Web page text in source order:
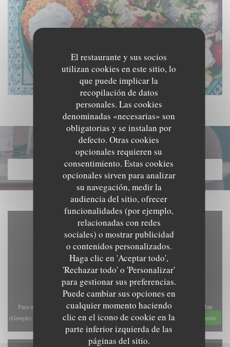
El restaurante y sus socios
utilizan cookies en este sitio, lo
que puede implicar la
recopilación de datos
personales. Las cookies
denominadas «necesarias» son
obligatorias y se instalan por
defecto. Otras cookies
opcionales requieren su
consentimiento. Estas cookies
opcionales sirven para analizar
su navegación, medir la
audiencia del sitio, ofrecer
funcionalidades (por ejemplo,
relacionadas con redes
sociales) o mostrar publicidad
o contenidos personalizados.
Haga clic en 'Aceptar todo',
'Rechazar todo' o 'Personalizar'
para gestionar sus preferencias.
Puede cambiar sus opciones en
cualquier momento haciendo
clic en el icono de cookie en la
parte inferior izquierda de las
páginas del sitio.
Descubrir nuestra carta
DESCUBRIR NUESTRA CARTA
Para mostrar el mapa interactivo de Waze, debe aceptar las cookies de Waze Map
(Google). Estas cookies pueden recopilar datos de navegación y ubicación.
Permitir